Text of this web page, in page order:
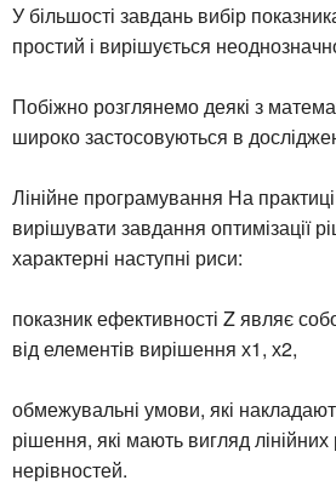
У більшості завдань вибір
простий і вирішується
Побіжно розглянемо деякі з
широко застосовуються в
Лінійне програмування На
вирішувати завдання оптимізації
характерні наступні риси:
показник ефективності Z являє
від елементів вирішення х1, х2,
обмежувальні умови, які
рішення, які мають вигляд
нерівностей.